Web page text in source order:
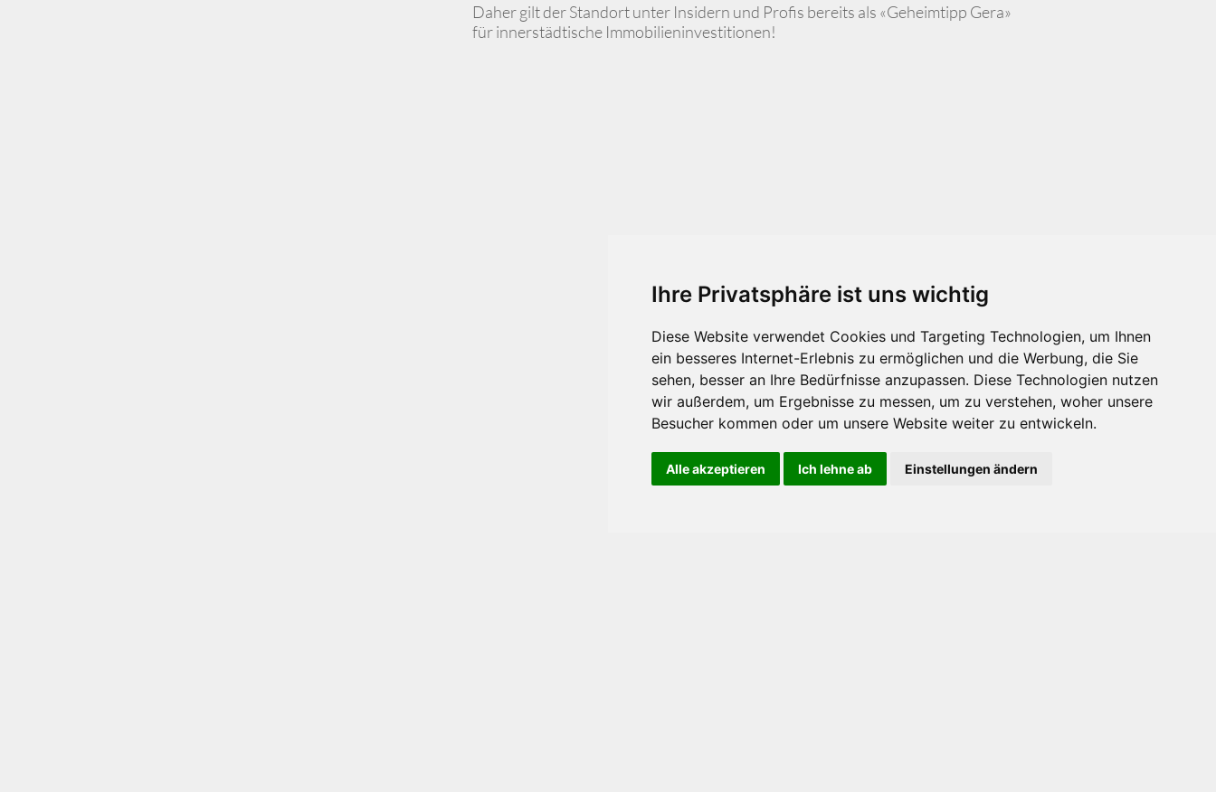
Ihre Privatsphäre ist uns wichtig
Diese Website verwendet Cookies und Targeting Technologien, um Ihnen
ein besseres Internet-Erlebnis zu ermöglichen und die Werbung, die Sie
sehen, besser an Ihre Bedürfnisse anzupassen. Diese Technologien nutzen
wir außerdem, um Ergebnisse zu messen, um zu verstehen, woher unsere
Besucher kommen oder um unsere Website weiter zu entwickeln.
Alle akzeptieren Ich lehne ab Einstellungen ändern
Daher gilt der Standort unter Insidern und Profis bereits als «Geheimtipp Gera»
für innerstädtische Immobilieninvestitionen!